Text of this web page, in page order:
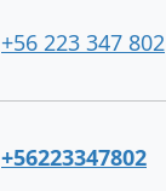
+56 223 347 802
+56223347802